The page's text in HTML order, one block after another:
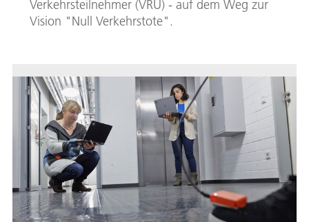
Verkehrsteilnehmer (VRU) - auf dem Weg zur
Vision "Null Verkehrstote".